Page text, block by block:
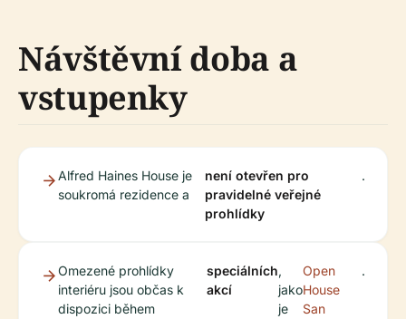
Návštěvní doba a
vstupenky
Alfred Haines House je
soukromá rezidence a
není otevřen pro
pravidelné veřejné
prohlídky
.
Omezené prohlídky
interiéru jsou občas k
dispozici během
speciálních
akcí
,
jako
je
Open
House
San
.